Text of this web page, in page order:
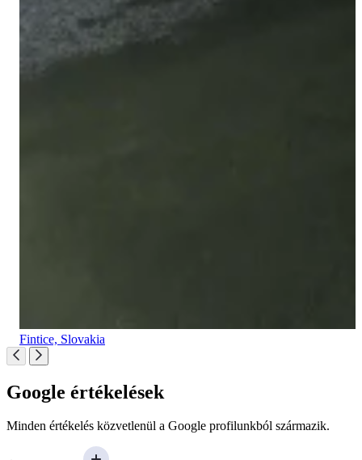
Fintice, Slovakia
Google értékelések
Minden értékelés közvetlenül a Google profilunkból származik.